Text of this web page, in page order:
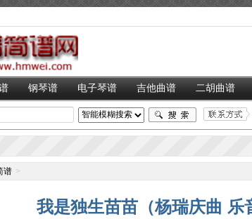
钢琴谱 电子琴谱 吉他曲谱 二胡曲谱
谱 >
我是独生苗苗（杨瑞庆曲 乐